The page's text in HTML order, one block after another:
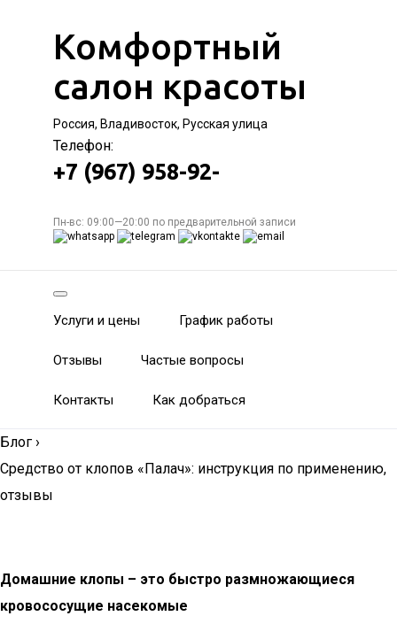
Комфортный
салон красоты
Россия, Владивосток, Русская улица
Телефон:
+7 (967) 958-92-
Пн-вс: 09:00—20:00 по предварительной записи
Услуги и цены График работы
Отзывы Частые вопросы
Контакты Как добраться
Блог ›
Средство от клопов «Палач»: инструкция по применению,
отзывы
Домашние клопы – это быстро размножающиеся
кровососущие насекомые